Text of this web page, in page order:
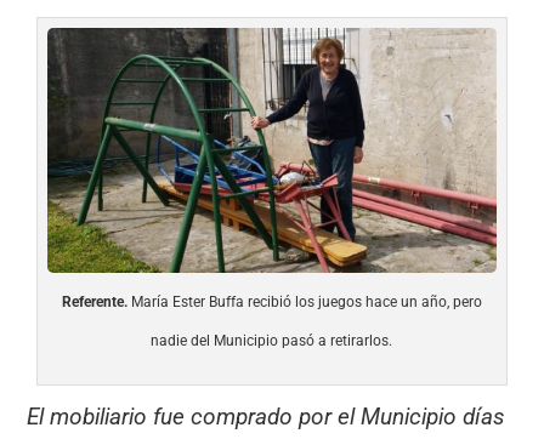
Referente.María Ester Buffa recibió los juegos hace un año, pero
nadie del Municipio pasó a retirarlos.
El mobiliario fue comprado por el Municipio días